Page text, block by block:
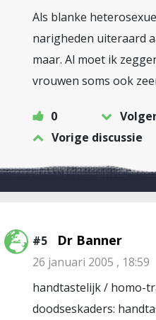
Als blanke
narigheden uiteraard
maar. Al moet ik
vrouwen soms ook
0
Vorige discussie
#5 Dr Banner
26 januari 2005 , 18:59
handtastelijk / homo-
doodseskaders: